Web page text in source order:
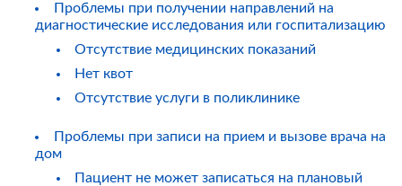
Проблемы при получении направлений на
диагностические исследования или госпитализацию
Отсутствие медицинских показаний
Нет квот
Отсутствие услуги в поликлинике
Проблемы при записи на прием и вызове врача на
дом
Пациент не может записаться на плановый